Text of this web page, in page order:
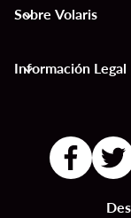
Sobre Volaris
keyboard_arrow_down
Información Legal
keyboard_arrow_down